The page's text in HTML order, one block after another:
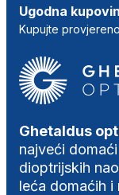
Ugodna
Kupujte
Ghetaldus
najveći
dioptrijskih
leća domaćih